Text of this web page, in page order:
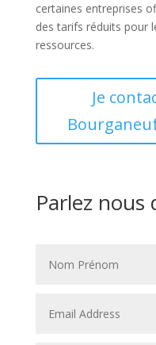
certaines entreprises
des tarifs réduits pour
ressources.
Je
Parlez